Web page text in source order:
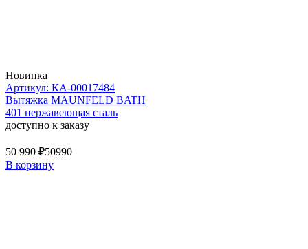
Новинка
Артикул: КА-00017484
Вытяжка MAUNFELD BATH
401 нержавеющая сталь
доступно к заказу
50 990 ₽50990
В корзину